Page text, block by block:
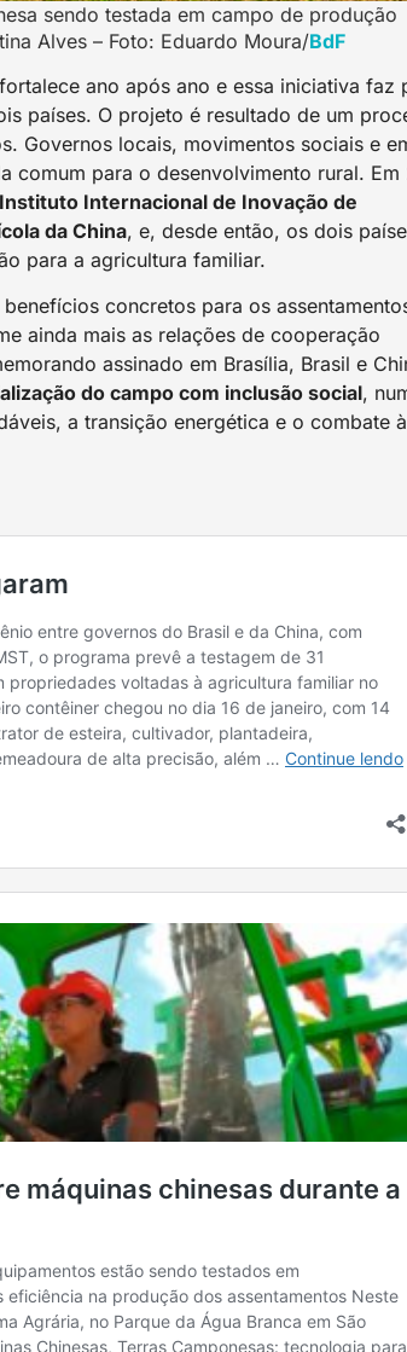
sendo testada em campo de produção
Alves – Foto: Eduardo Moura/BdF
ano após ano e essa iniciativa faz
países. O projeto é resultado de um
Governos locais, movimentos sociais e
comum para o desenvolvimento rural.
Instituto Internacional de Inovação de
da China, e, desde então, os dois
para a agricultura familiar.
concretos para os
ainda mais as relações de cooperação
assinado em Brasília, Brasil e
do campo com inclusão social,
a transição energética e o combate